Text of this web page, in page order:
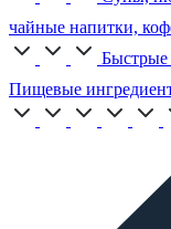
чайные напитки,
Быстрые
Пищевые